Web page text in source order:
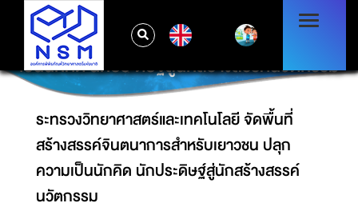
ระทรวงวิทยาศาสตร์และเทคโนโลยี จัดพื้นที่
สร้างสรรค์จินตนาการสำหรับเยาวชน ปลุกความ
เป็นนักคิด นักประดิษฐ์สู่นักสร้างสรรค์นวัตกรรม
ระทรวงวิทยาศาสตร์และเทคโนโลยี จัดพื้นที่
สร้างสรรค์จินตนาการสำหรับเยาวชน ปลุก
ความเป็นนักคิด นักประดิษฐ์สู่นักสร้างสรรค์
นวัตกรรม